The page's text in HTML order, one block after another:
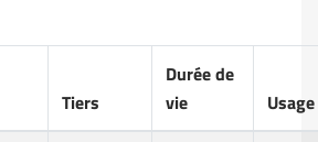
Tiers
Durée de
vie
Usage